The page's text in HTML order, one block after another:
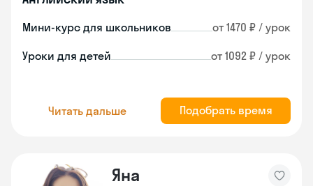
Мини-курс для школьников от 1470 ₽ / урок
Уроки для детей от 1092 ₽ / урок
Читать дальше Подобрать время
Яна